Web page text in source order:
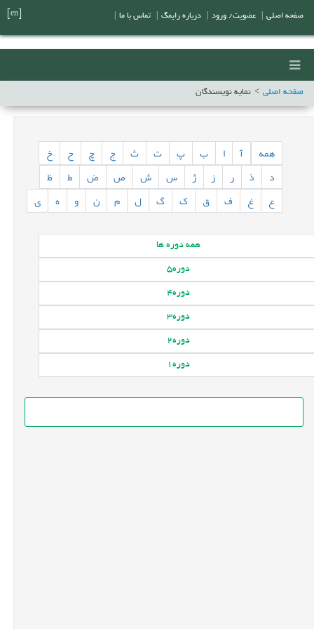
صفحه اصلی نمایه نویسندگان
همه ب پ ت ث ج چ ح
خ
د
ذ ر ز ژ س ش ص ض ط
ظ
ع
غ ف ق ک گ ل م ن و ه ی
همه دوره ها
دوره5
دوره4
دوره3
دوره2
دوره1
صفحه اصلی عضویت/ ورود درباره رایمگ تماس با ما